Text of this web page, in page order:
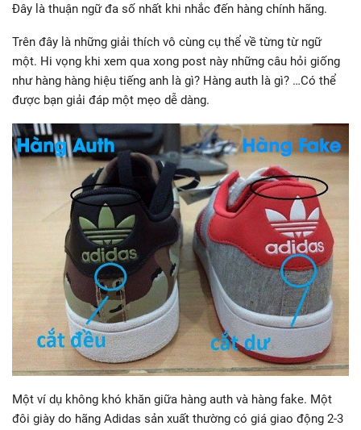
Đây là thuận ngữ đa số nhất khi nhắc đến hàng chính hãng.
Trên đây là những giải thích vô cùng cụ thể về từng từ ngữ
một. Hi vọng khi xem qua xong post này những câu hỏi giống
như hàng hàng hiệu tiếng anh là gì? Hàng auth là gì? …Có thể
được bạn giải đáp một mẹo dễ dàng.
Một ví dụ không khó khăn giữa hàng auth và hàng fake. Một
đôi giày do hãng Adidas sản xuất thường có giá giao động 2-3